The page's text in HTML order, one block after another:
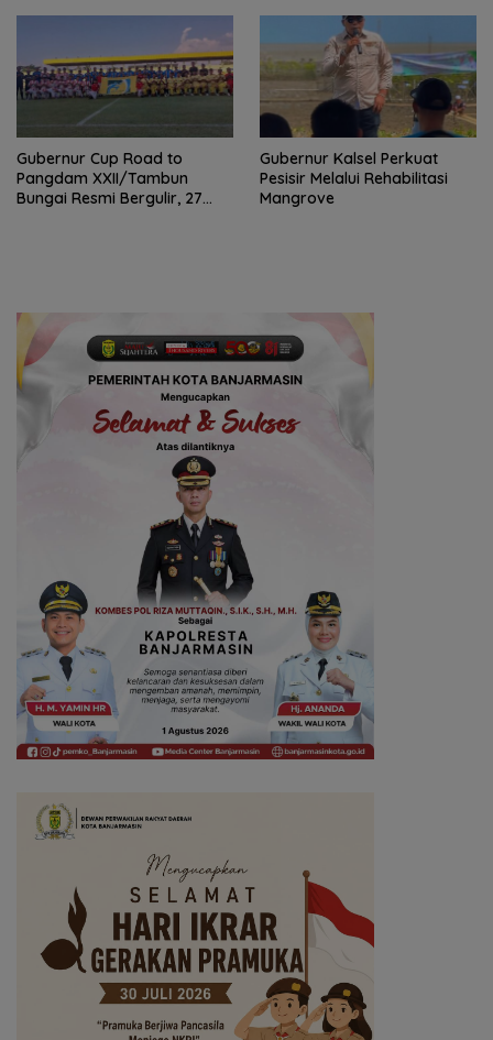
Gubernur Cup Road to
Pangdam XXII/Tambun
Bungai Resmi Bergulir, 27
Gubernur Kalsel Perkuat
Pesisir Melalui Rehabilitasi
Mangrove